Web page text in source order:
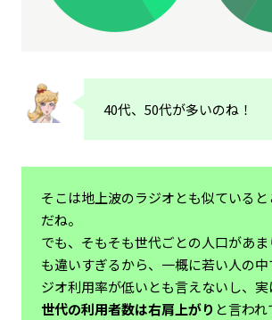
40代、50代が多いのね！
そこは地上波のラジオとも似ていると
だね。
でも、そもそも世代ごとの人口があま
も違いすぎるから、一概に若い人の中
ジオ利用率が低いとも言えないし、実
世代の利用者数は右肩上がり と言われ